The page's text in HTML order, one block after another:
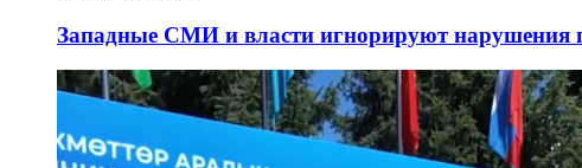
Западные СМИ и власти игнорируют нарушения